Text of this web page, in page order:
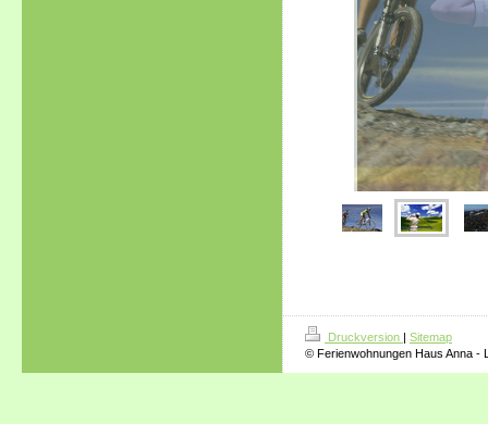
Druckversion | Sitemap
© Ferienwohnungen Haus Anna -